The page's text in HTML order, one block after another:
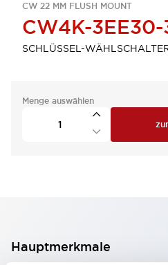
CW 22 MM FLUSH MOUNT
CW4K-3EE30-
SCHLÜSSEL-
Menge auswählen
Hauptmerkmale